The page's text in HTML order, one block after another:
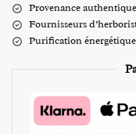
Provenance
Fournisseurs
Purification